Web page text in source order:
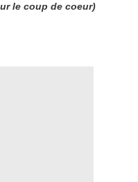
le coup de coeur)